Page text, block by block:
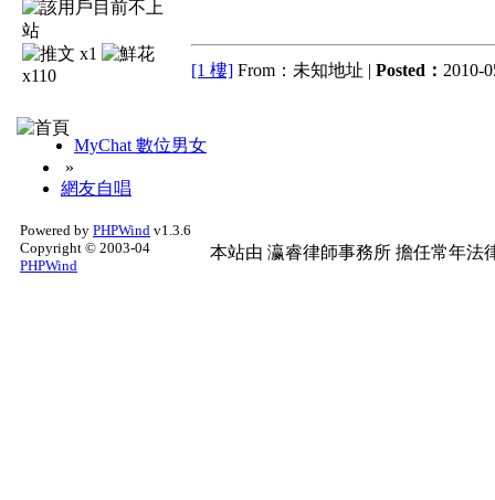
x1
x110
[1 樓] From：未知地址 | Posted： 2010-
MyChat 數位男女
»
網友自唱
Powered by PHPWind v1.3.6
Copyright © 2003-04
PHPWind
本站由 瀛睿律師事務所 擔任常年法